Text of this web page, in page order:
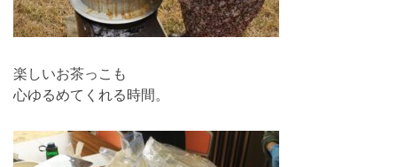
楽しいお茶っこも
心ゆるめてくれる時間。